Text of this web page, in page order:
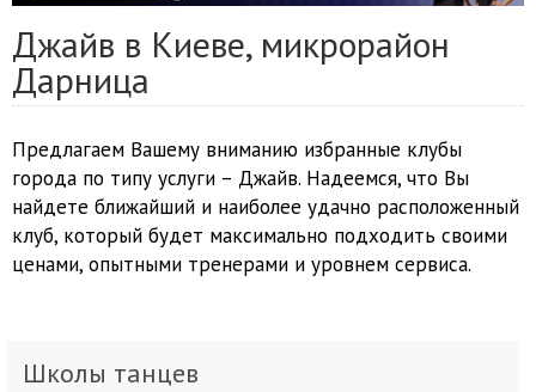
Джайв в Киеве, микрорайон
Дарница
Предлагаем Вашему вниманию избранные клубы
города по типу услуги – Джайв. Надеемся, что Вы
найдете ближайший и наиболее удачно расположенный
клуб, который будет максимально подходить своими
ценами, опытными тренерами и уровнем сервиса.
Школы танцев